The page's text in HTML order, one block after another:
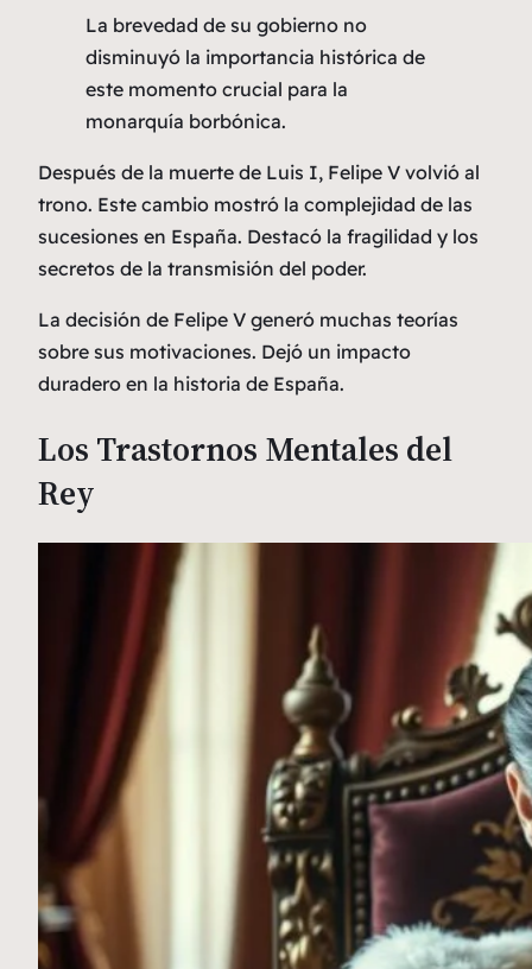
La brevedad de su gobierno no
disminuyó la importancia histórica de
este momento crucial para la
monarquía borbónica.
Después de la muerte de Luis I, Felipe V volvió al
trono. Este cambio mostró la complejidad de las
sucesiones en España. Destacó la fragilidad y los
secretos de la transmisión del poder.
La decisión de Felipe V generó muchas teorías
sobre sus motivaciones. Dejó un impacto
duradero en la historia de España.
Los Trastornos Mentales del
Rey